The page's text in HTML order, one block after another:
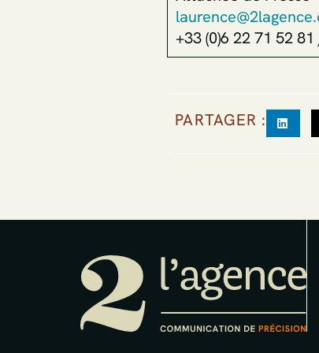
+33 (0)6 22 71 52
PARTAGER :